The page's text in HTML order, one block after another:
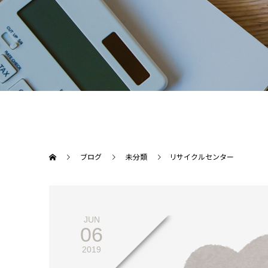
ブログ 未分類 リサイクルセンター
JUN
06
2019